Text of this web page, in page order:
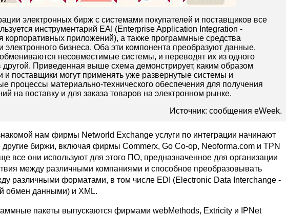
электронных бирж с системами покупателей и поставщиков все
инструментарий EAI (Enterprise Application Integration -
корпоративных приложений), а также программные средства
электронного бизнеса. Оба эти компонента преобразуют данные,
несовместимые системы, и переводят их из одного
Приведенная выше схема демонстрирует, каким образом
и поставщики могут применять уже развернутые системы и
процессы материально-технического обеспечения для получения
на поставку и для заказа товаров на электронном рынке.
Источник: сообщения eWeek.
нам фирмы Networld Exchange услуги по интеграции начинают
другие биржи, включая фирмы Commerx, Go Co-op, Neoforma.com и TPN
все они используют для этого ПО, предназначенное для организации
между различными компаниями и способное преобразовывать
различными форматами, в том числе EDI (Electronic Data Interchange -
обмен данными) и XML.
пакеты выпускаются фирмами webMethods, Extricity и IPNet